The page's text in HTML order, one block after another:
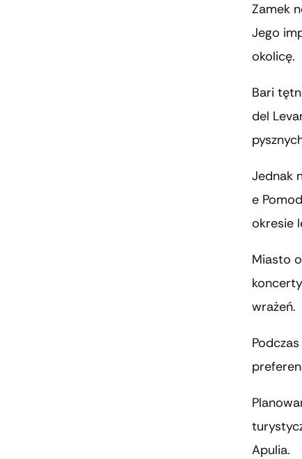
Zamek
Jego
okolicę.
Bari
del
Jednak
e
okresie
Miasto
wrażeń.
Apulia.